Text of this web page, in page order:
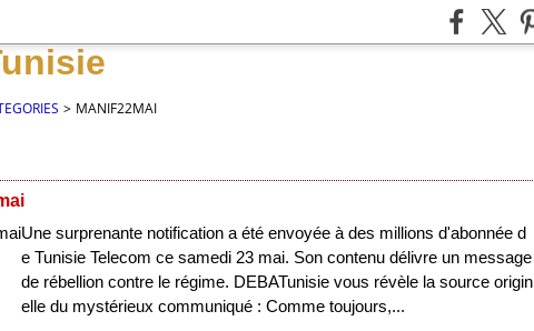
> MANIF22MAI
Une surprenante notification a été envoyée à des millions d'abonnée d
e Tunisie Telecom ce samedi 23 mai. Son contenu délivre un message
de rébellion contre le régime. DEBATunisie vous révèle la source origin
elle du mystérieux communiqué : Comme toujours,...